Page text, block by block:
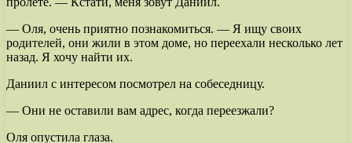
— Оля, очень приятно познакомиться. — Я ищу своих
родителей, они жили в этом доме, но переехали несколько лет
назад. Я хочу найти их.
Даниил с интересом посмотрел на собеседницу.
— Они не оставили вам адрес, когда переезжали?
Оля опустила глаза.